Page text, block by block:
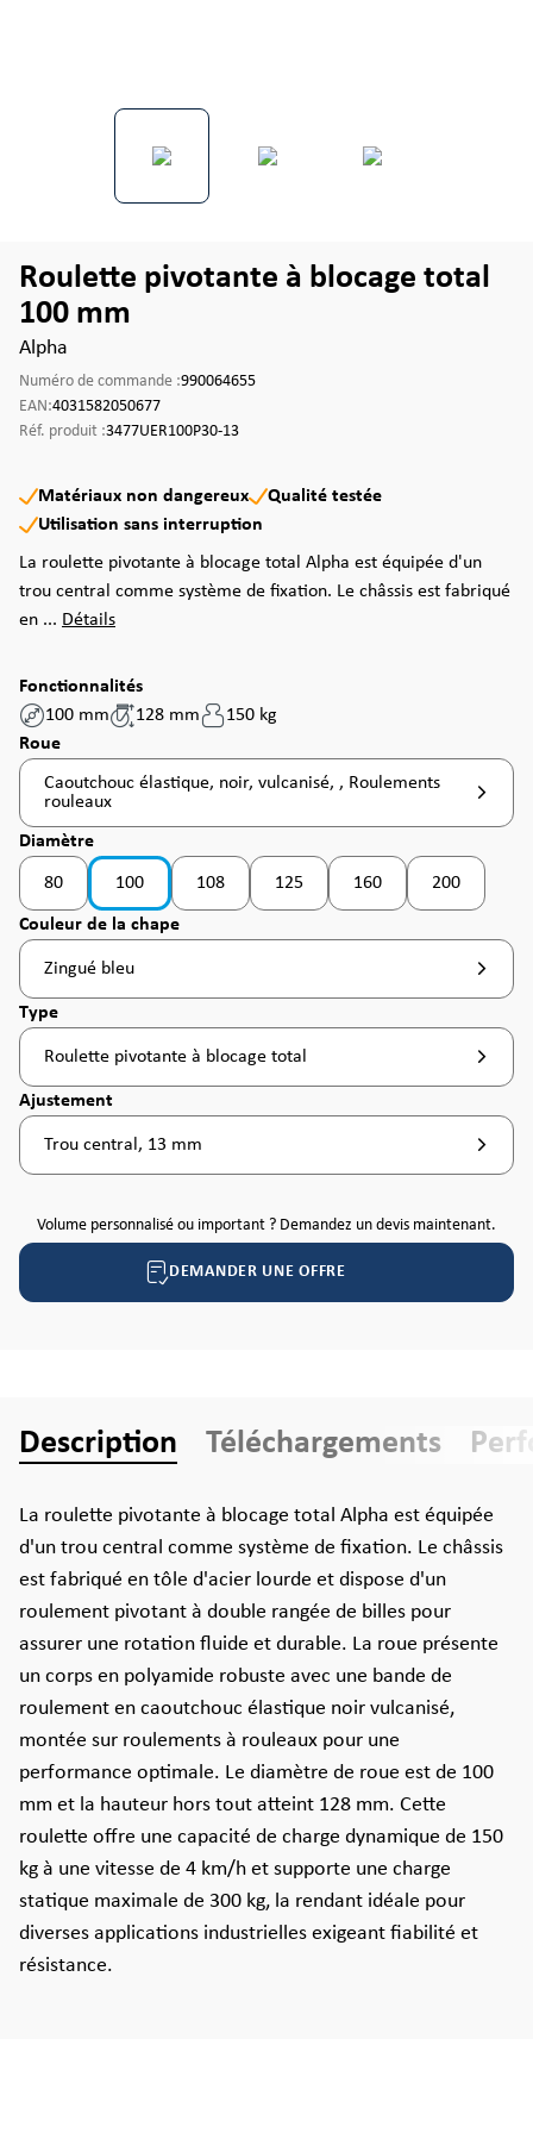
Roulette pivotante à blocage total
100 mm
Alpha
Numéro de commande :990064655
EAN:4031582050677
Réf. produit :3477UER100P30-13
Matériaux non dangereux
Qualité testée
Utilisation sans interruption
La roulette pivotante à blocage total Alpha est équipée d'un
trou central comme système de fixation. Le châssis est fabriqué
en ... Détails
Fonctionnalités
100 mm
128 mm
150 kg
Sélectionnez
Roue
Caoutchouc élastique, noir, vulcanisé, , Roulements
rouleaux
Sélectionnez
Diamètre
80
(Cette option n'est pas disponible pour le moment. )
100 108
(Cette option n'est pas disponible pour le
125 160 200
Sélectionnez
Couleur de la chape
Zingué bleu
Sélectionnez
Type
Roulette pivotante à blocage total
Sélectionnez
Ajustement
Trou central, 13 mm
Volume personnalisé ou important ? Demandez un devis maintenant.
DEMANDER UNE OFFRE
Description Téléchargements
La roulette pivotante à blocage total Alpha est équipée
d'un trou central comme système de fixation. Le châssis
est fabriqué en tôle d'acier lourde et dispose d'un
roulement pivotant à double rangée de billes pour
assurer une rotation fluide et durable. La roue présente
un corps en polyamide robuste avec une bande de
roulement en caoutchouc élastique noir vulcanisé,
montée sur roulements à rouleaux pour une
performance optimale. Le diamètre de roue est de 100
mm et la hauteur hors tout atteint 128 mm. Cette
roulette offre une capacité de charge dynamique de 150
kg à une vitesse de 4 km/h et supporte une charge
statique maximale de 300 kg, la rendant idéale pour
diverses applications industrielles exigeant fiabilité et
résistance.